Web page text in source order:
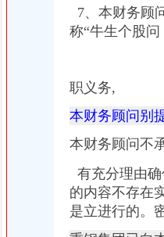
核指标报送要求和验收标
临川网
财网]
近代理记账,猴年执照年检
设施工程项目
资产并募集配套资金暨关
7、 本财务顾
称“牛生个股
职义务,
本财务顾问别
本财务顾问不
有充分理由
的内容不存在
是立进行的。